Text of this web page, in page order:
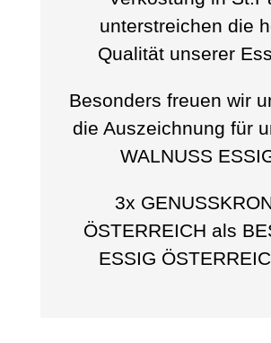
unterstreichen die
Qualität unserer
Besonders freuen wir
die Auszeichnung für
WALNUSS
3x
ÖSTERREICH als
ESSIG